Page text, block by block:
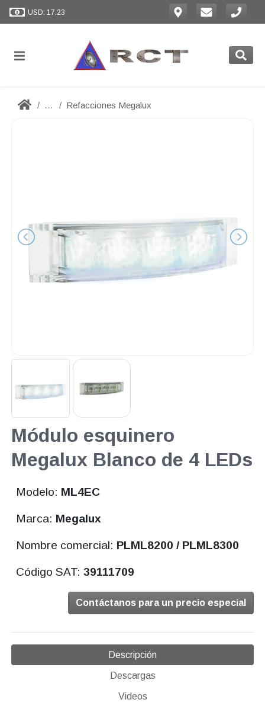
USD: 17.23
... Refacciones Megalux
Módulo esquinero
Megalux Blanco de 4 LEDs
Modelo: ML4EC
Marca: Megalux
Nombre comercial: PLML8200 / PLML8300
Código SAT:39111709
Contáctanos para un precio especial
Descripción
Descargas
Videos